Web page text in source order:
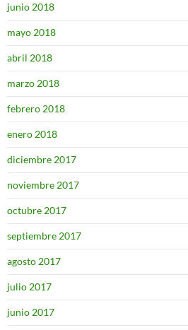
junio 2018
mayo 2018
abril 2018
marzo 2018
febrero 2018
enero 2018
diciembre 2017
noviembre 2017
octubre 2017
septiembre 2017
agosto 2017
julio 2017
junio 2017